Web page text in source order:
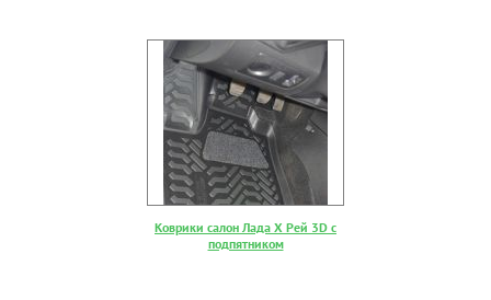
Коврики салон Лада Х Рей 3D c
подпятником